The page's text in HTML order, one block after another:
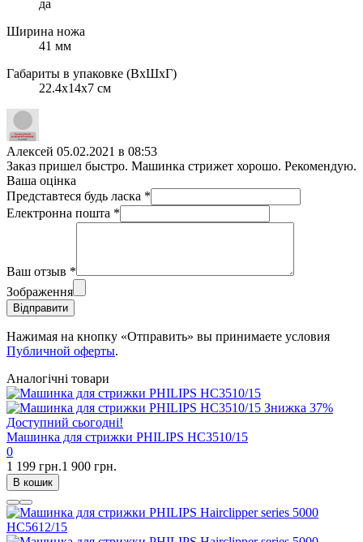
да
Ширина ножа
41 мм
Габариты в упаковке (ВхШхГ)
22.4х14х7 см
Алексей 05.02.2021 в 08:53
Заказ пришел быстро. Машинка стрижет хорошо. Рекомендую.
Ваша оцінка
Представтеся будь ласка *
Електронна пошта *
Ваш отзыв *
Зображення
Відправити
Нажимая на кнопку «Отправить» вы принимаете условия
Публичной оферты.
Аналогічні товари
Знижка 37%
Доступний сьогодні!
Машинка для стрижки PHILIPS HC3510/15
0
1 199 грн.1 900 грн.
В кошик